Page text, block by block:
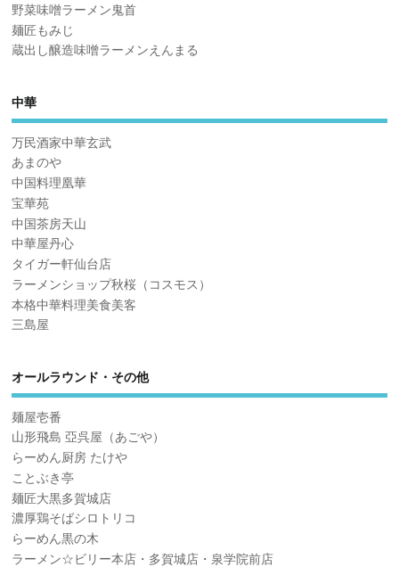
野菜味噌ラーメン鬼首
麺匠もみじ
蔵出し醸造味噌ラーメンえんまる
中華
万民酒家中華玄武
あまのや
中国料理凰華
宝華苑
中国茶房天山
中華屋丹心
タイガー軒仙台店
ラーメンショップ秋桜（コスモス）
本格中華料理美食美客
三島屋
オールラウンド・その他
麺屋壱番
山形飛島 亞呉屋（あごや）
らーめん厨房 たけや
ことぶき亭
麺匠大黒多賀城店
濃厚鶏そばシロトリコ
らーめん黒の木
ラーメン☆ビリー本店・多賀城店・泉学院前店